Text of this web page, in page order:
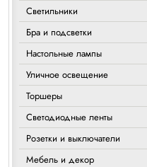
Светильники
Бра и подсветки
Настольные лампы
Уличное освещение
Торшеры
Светодиодные ленты
Розетки и выключатели
Мебель и декор